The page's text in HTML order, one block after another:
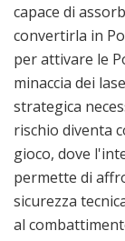
capace di
convertirla in
per attivare le
minaccia dei
strategica
rischio diventa
gioco, dove
permette di
sicurezza
al